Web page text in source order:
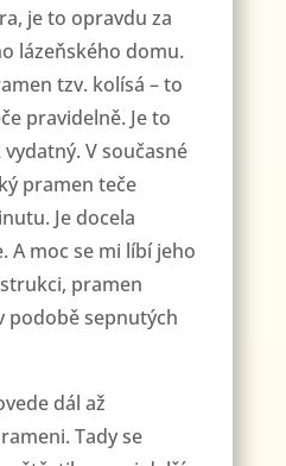
je to opravdu za
lázeňského domu.
tzv. kolísá – to
pravidelně. Je to
V současné
pramen teče
Je docela
A moc se mi líbí jeho
pramen
podobě sepnutých
dál až
Tady se